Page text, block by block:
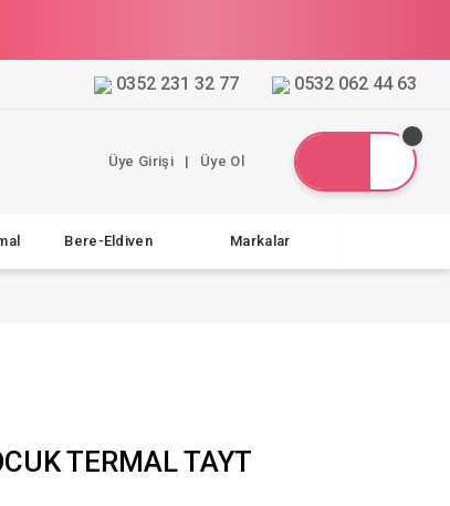
0352 231 32 77 0532 062 44 63
Üye Girişi | Üye Ol
Bere-Eldiven Markalar
TERMAL TAYT